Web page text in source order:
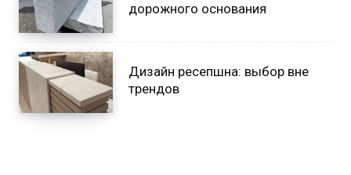
дорожного основания
Дизайн ресепшна: выбор вне
трендов